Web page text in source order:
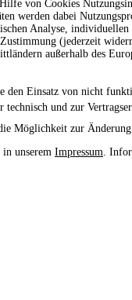
von Cookies
werden dabei
Analyse,
(jederzeit
außerhalb des
den Einsatz von nicht
und zur
Möglichkeit zur
unserem Impressum .